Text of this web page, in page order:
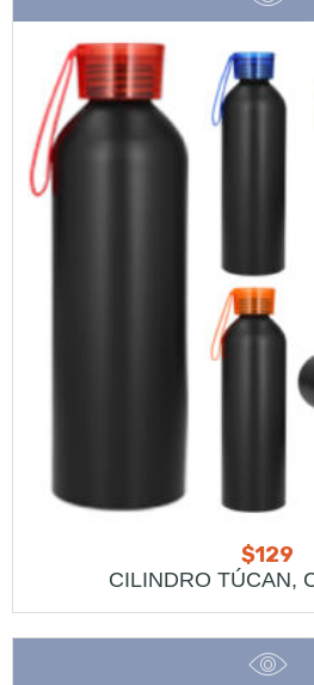
$129
CILINDRO TÚCAN,